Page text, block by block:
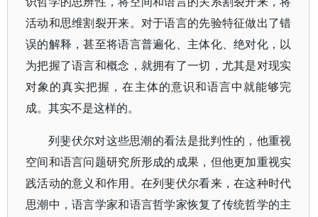
活动和思维割裂开来。对于语言的先验特征做出了错
误的解释，甚至将语言普遍化、主体化、绝对化，以
为把握了语言和概念，就拥有了一切，尤其是对现实
对象的真实把握，在主体的意识和语言中就能够完
成。其实不是这样的。
列斐伏尔对这些思潮的看法是批判性的，他重视
空间和语言问题研究所形成的成果，但他更加重视实
践活动的意义和作用。在列斐伏尔看来，在这种时代
思潮中，语言学家和语言哲学家恢复了传统哲学的主